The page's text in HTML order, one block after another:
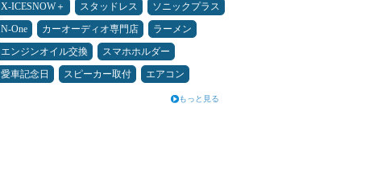
X-ICESNOW＋
スタッドレス
ソニックプラス
N-One
カーオーディオ専門店
ラーメン
エンジンオイル交換
スマホホルダー
愛車記念日
スピーカー取付 エアコン
もっと見る